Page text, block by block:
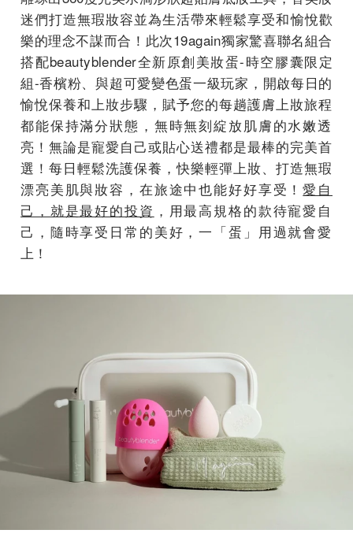
迷們打造無瑕妝容並為生活帶來輕鬆享受和愉悅歡
樂的理念不謀而合！此次19again獨家驚喜聯名組合
搭配beautyblender全新原創美妝蛋-時空膠囊限定
組-香檳粉、與超可愛變色蛋一級玩家，開啟每日的
愉悅保養和上妝步驟， 賦予您的每趟護膚上妝旅程
都能保持滿分狀態， 無時無刻綻放肌膚的水嫩透
亮！ 無論是寵愛自己或貼心送禮都是最棒的完美首
選！ 每日輕鬆洗護保養，快樂輕彈上妝、打造無瑕
漂亮美肌與妝容， 在旅途中也能好好享受！愛自
己，就是最好的投資 ， 用最高規格的款待寵愛自
己，隨時享受日常的美好，一「蛋」 用過就會愛
上！